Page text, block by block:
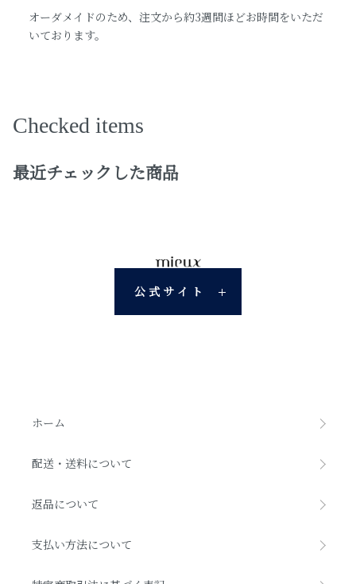
オーダメイドのため、注文から約3週間ほどお時間をいただ
いております。
Checked items
最近チェックした商品
公式サイト
ホーム
配送・送料について
返品について
支払い方法について